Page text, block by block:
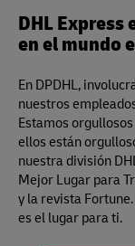
DHL
en el mundo
En DPDHL,
nuestros
Estamos
ellos están
nuestra división
Mejor Lugar para
y la revista
es el lugar para ti.